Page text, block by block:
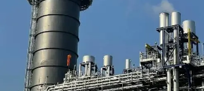
“(Personas en) motos de agua,
miembros comunes del público se
a estas personas”.
Los pasajeros del otro helicóptero,
parabrisas en el accidente, también